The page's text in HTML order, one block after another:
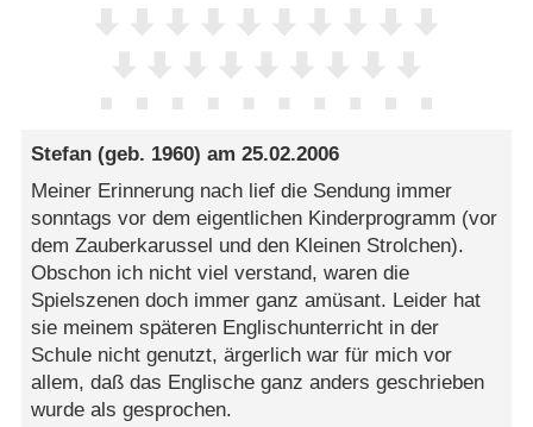
Stefan (geb. 1960) am25.02.2006
Meiner Erinnerung nach lief die Sendung immer
sonntags vor dem eigentlichen Kinderprogramm (vor
dem Zauberkarussel und den Kleinen Strolchen).
Obschon ich nicht viel verstand, waren die
Spielszenen doch immer ganz amüsant. Leider hat
sie meinem späteren Englischunterricht in der
Schule nicht genutzt, ärgerlich war für mich vor
allem, daß das Englische ganz anders geschrieben
wurde als gesprochen.